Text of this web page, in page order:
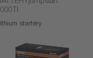
startéry